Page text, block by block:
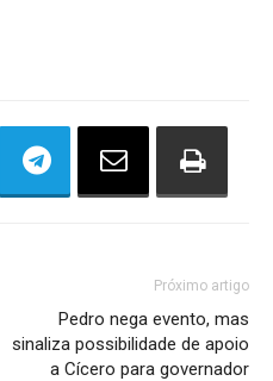
Próximo artigo
Pedro nega evento, mas
sinaliza possibilidade de apoio
a Cícero para governador